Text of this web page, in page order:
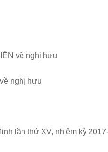
về nghị hưu
nghị hưu
lần thứ XV, nhiệm kỳ 2017-